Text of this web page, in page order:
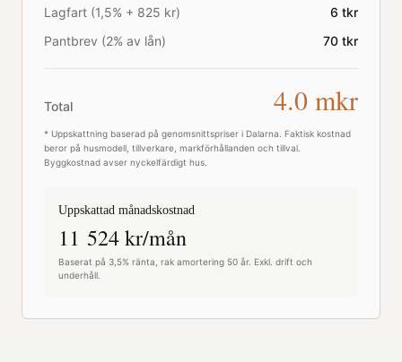
Lagfart (1,5% + 825 kr)
6 tkr
Pantbrev (2% av lån)
70 tkr
Total 4.0 mkr
* Uppskattning baserad på genomsnittspriser i Dalarna . Faktisk kostnad
beror på husmodell, tillverkare, markförhållanden och tillval.
Byggkostnad avser nyckelfärdigt hus.
Uppskattad månadskostnad
11 524kr/mån
Baserat på 3,5% ränta, rak amortering 50 år. Exkl. drift och
underhåll.